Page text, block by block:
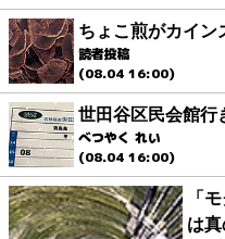
ちょこ煎がカイン
読者投稿
(08.04 16:00)
世田谷区民会館行
べつやく れい
(08.04 16:00)
「
は